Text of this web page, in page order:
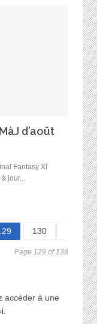
d’août
Fantasy XI
jour...
Page
130 Page
Page 129 of 139
accéder à une